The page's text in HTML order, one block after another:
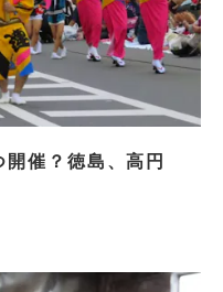
催？徳島、高円